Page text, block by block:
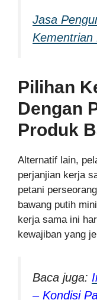
Jasa
Kementrian
Pilihan
Dengan
Produk
Alternatif lain,
perjanjian kerja
petani
bawang putih
kerja sama ini
kewajiban yang
Baca juga:
– Kondisi